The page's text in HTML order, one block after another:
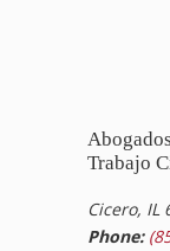
Trabajo
Cicero, IL
Phone: